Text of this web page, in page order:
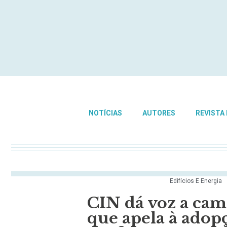
NOTÍCIAS AUTORES
Edifícios E Energia
CIN dá voz a
que apela à